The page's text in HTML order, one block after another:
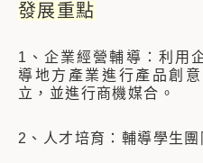
發展重點
1、企業經營輔導：利用
導地方產業進行產品創
立，並進行商機媒合。
2、人才培育：輔導學生